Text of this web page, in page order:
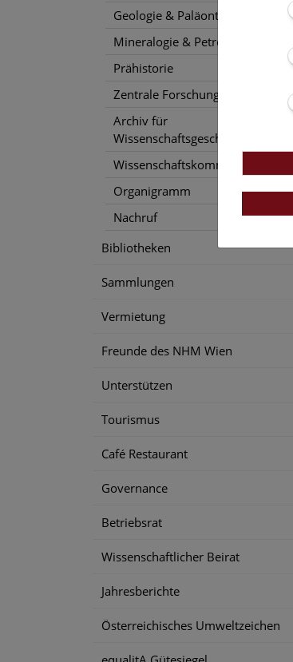
Geologie & Paläontologie
Mineralogie & Petrographie
Prähistorie
Zentrale Forschungslaboratorien
Archiv für
Wissenschaftsgeschichte
Wissenschaftskommunikation
Organigramm
Nachruf
Bibliotheken
Sammlungen
Vermietung
Freunde des NHM Wien
Unterstützen
Tourismus
Café Restaurant
Governance
Betriebsrat
Wissenschaftlicher Beirat
Jahresberichte
Österreichisches Umweltzeichen